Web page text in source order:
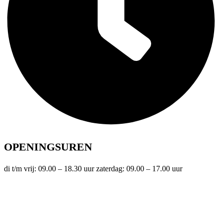
OPENINGSUREN
di t/m vrij: 09.00 – 18.30 uur zaterdag: 09.00 – 17.00 uur